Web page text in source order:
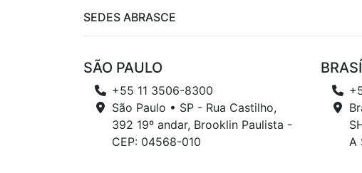
SEDES ABRASCE
SÃO PAULO
+55 11 3506-8300
São Paulo • SP - Rua Castilho,
392 19º andar, Brooklin Paulista -
CEP: 04568-010
A